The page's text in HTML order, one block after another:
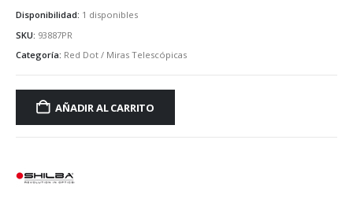
Disponibilidad: 1 disponibles
SKU: 93887PR
Categoría: Red Dot / Miras Telescópicas
AÑADIR AL CARRITO